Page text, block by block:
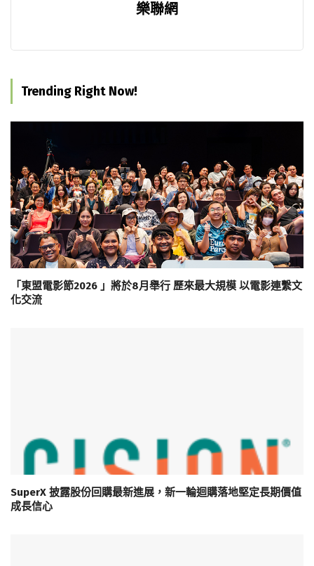
樂聯網
Trending Right Now!
「東盟電影節2026 」將於8月舉行 歷來最大規模 以電影連繫文
化交流
SuperX 披露股份回購最新進展，新一輪迴購落地堅定長期價值
成長信心